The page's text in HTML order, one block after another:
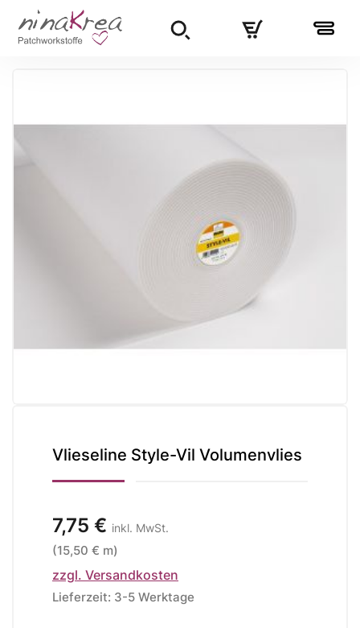
Vlieseline Style-Vil Volumenvlies
7,75 € inkl. MwSt.
(15,50 € m)
zzgl. Versandkosten
Lieferzeit: 3-5 Werktage